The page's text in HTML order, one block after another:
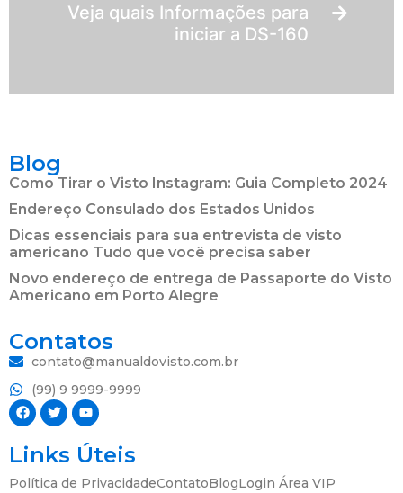
Veja quais Informações para
iniciar a DS-160
Blog
Como Tirar o Visto Instagram: Guia Completo 2024
Endereço Consulado dos Estados Unidos
Dicas essenciais para sua entrevista de visto
americano Tudo que você precisa saber
Novo endereço de entrega de Passaporte do Visto
Americano em Porto Alegre
Contatos
contato@manualdovisto.com.br
(99) 9 9999-9999
Links Úteis
Política de PrivacidadeContatoBlogLogin Área VIP